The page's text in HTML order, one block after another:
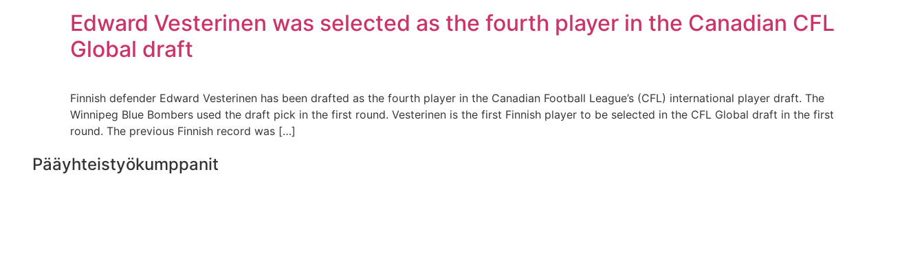
Edward Vesterinen was selected as the fourth player in the Canadian CFL
Global draft
Finnish defender Edward Vesterinen has been drafted as the fourth player in the Canadian Football League’s (CFL) international player draft. The
Winnipeg Blue Bombers used the draft pick in the first round. Vesterinen is the first Finnish player to be selected in the CFL Global draft in the first
round. The previous Finnish record was […]
Pääyhteistyökumppanit